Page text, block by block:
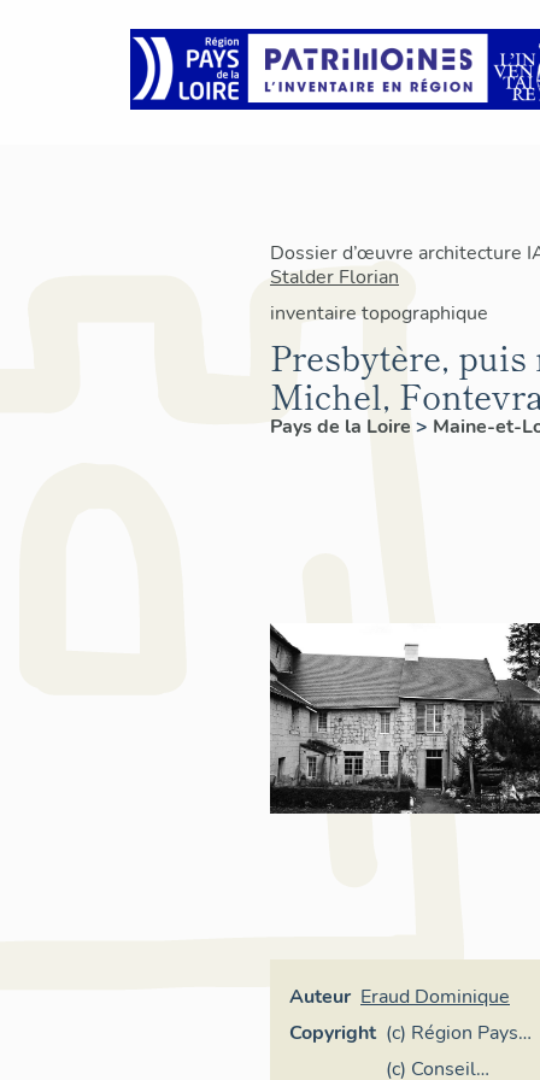
Dossier d’œuvre architecture
Stalder Florian
inventaire topographique
Presbytère, puis
Michel,
Pays de la Loire > Maine-et-
Auteur Eraud Dominique
Copyright (c) Région Pays
de la Loire -
(c) Conseil